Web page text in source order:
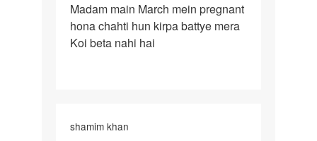
Madam
main
March
Madam main March mein pregnant
hona chahti hun kirpa battye mera
Koi beta nahi hai
shamim khan